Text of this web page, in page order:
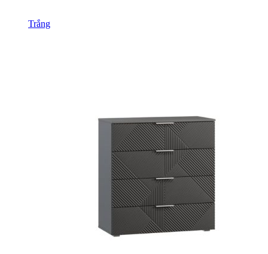
Trắng